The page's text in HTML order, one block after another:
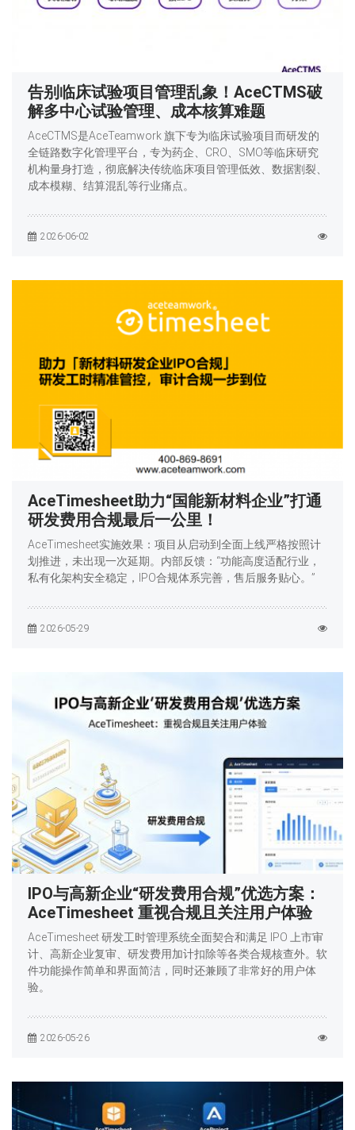
告别临床试验项目管理乱象！AceCTMS破
解多中心试验管理、成本核算难题
AceCTMS是AceTeamwork 旗下专为临床试验项目而研发的
全链路数字化管理平台，专为药企、CRO、SMO等临床研究
机构量身打造，彻底解决传统临床项目管理低效、数据割裂、
成本模糊、结算混乱等行业痛点。
2026-06-02
AceTimesheet助力“国能新材料企业”打通
研发费用合规最后一公里！
AceTimesheet实施效果：项目从启动到全面上线严格按照计
划推进，未出现一次延期。内部反馈：“功能高度适配行业，
私有化架构安全稳定，IPO合规体系完善，售后服务贴心。”
2026-05-29
IPO与高新企业“研发费用合规”优选方案：
AceTimesheet 重视合规且关注用户体验
AceTimesheet 研发工时管理系统全面契合和满足 IPO 上市审
计、高新企业复审、研发费用加计扣除等各类合规核查外。软
件功能操作简单和界面简洁，同时还兼顾了非常好的用户体
验。
2026-05-26